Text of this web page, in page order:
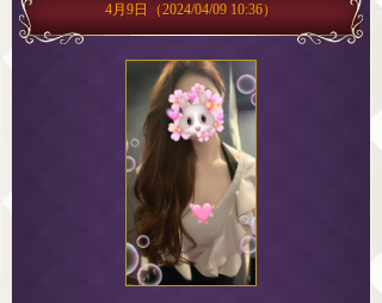
4月9日 （2024/04/09 10:36）